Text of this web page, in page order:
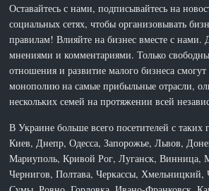
Оставайтесь с нами, подписывайтесь на
социальных сетях, чтобы организовывать
правилам! Влияйте на бизнес вместе с нами.
мнениями и комментариями. Только
отношения и развитие малого бизнеса
монополию на самые прибыльные отрасли,
нескольких семей на протяжении всей
В Украине больше всего посетителей с таких
Киев, Днепр, Одесса, Запорожье, Львов,
Мариуполь, Кривой Рог, Луганск, Винница,
Чернигов, Полтава, Черкассы,